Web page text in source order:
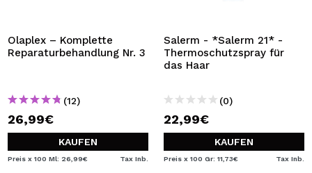
Olaplex – Komplette
Reparaturbehandlung Nr. 3
(12)
26,99€
KAUFEN
Preis x 100 Ml: 26,99€ Tax Inb.
Salerm - *Salerm 21* -
Thermoschutzspray für
das Haar
(0)
22,99€
KAUFEN
Preis x 100 Gr: 11,73€ Tax Inb.